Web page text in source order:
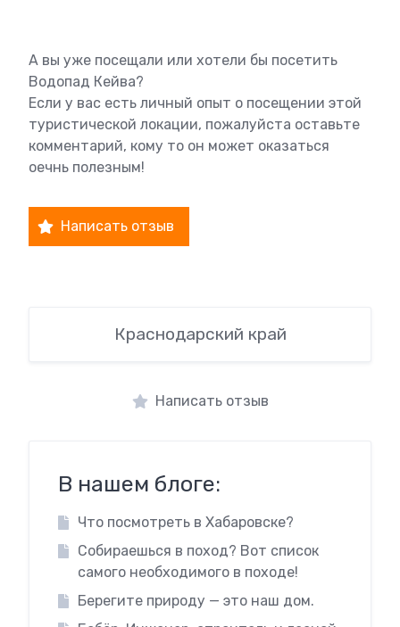
А вы уже посещали или хотели бы посетить
Водопад Кейва?
Если у вас есть личный опыт о посещении этой
туристической локации, пожалуйста оставьте
комментарий, кому то он может оказаться
оечнь полезным!
Написать отзыв
Краснодарский край
Написать отзыв
В нашем блоге:
Что посмотреть в Хабаровске?
Собираешься в поход? Вот список
самого необходимого в походе!
Берегите природу — это наш дом.